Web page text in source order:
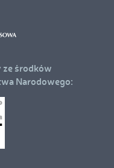
środków
Narodowego: